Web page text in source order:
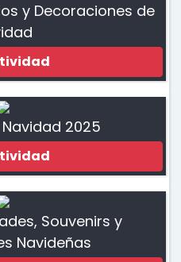
y Decoraciones de
2025
Souvenirs y
Navideñas